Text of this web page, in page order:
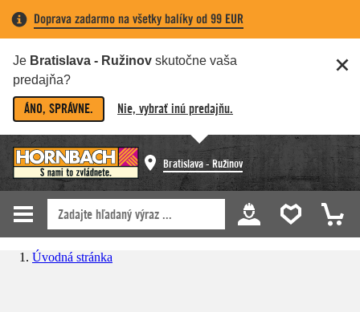
Doprava zadarmo na všetky balíky od 99 EUR
Je Bratislava - Ružinov skutočne vaša
predajňa?
ÁNO, SPRÁVNE. Nie, vybrať inú predajňu.
Bratislava - Ružinov
Úvodná stránka